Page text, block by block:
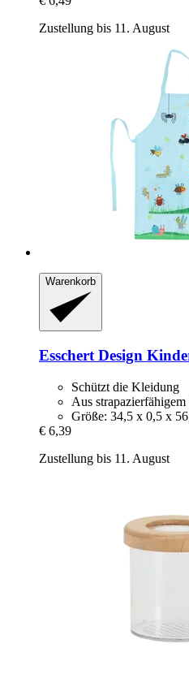
Zustellung bis 11. August
Warenkorb
Esschert Design
Schützt die Kleidung
Aus strapazierfähigem
Größe: 34,5 x 0,5 x
€ 6,39
Zustellung bis 11. August